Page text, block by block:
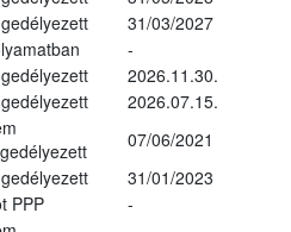
31/03/2027
-
2026.11.30.
2026.07.15.
07/06/2021
31/01/2023
PPP -